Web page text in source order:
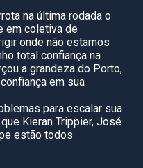
na última rodada o
em coletiva de
onde não estamos
total confiança na
a grandeza do Porto,
em sua
para escalar sua
Kieran Trippier, José
estão todos